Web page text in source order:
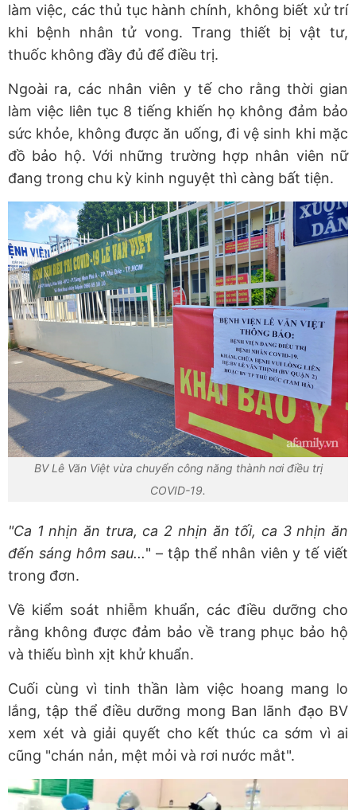
làm việc, các thủ tục hành chính, không biết xử trí
khi bệnh nhân tử vong. Trang thiết bị vật tư,
thuốc không đầy đủ để điều trị.
Ngoài ra, các nhân viên y tế cho rằng thời gian
làm việc liên tục 8 tiếng khiến họ không đảm bảo
sức khỏe, không được ăn uống, đi vệ sinh khi mặc
đồ bảo hộ. Với những trường hợp nhân viên nữ
đang trong chu kỳ kinh nguyệt thì càng bất tiện.
BV Lê Văn Việt vừa chuyển công năng thành nơi điều trị
COVID-19.
"Ca 1 nhịn ăn trưa, ca 2 nhịn ăn tối, ca 3 nhịn ăn
đến sáng hôm sau..." – tập thể nhân viên y tế viết
trong đơn.
Về kiểm soát nhiễm khuẩn, các điều dưỡng cho
rằng không được đảm bảo về trang phục bảo hộ
và thiếu bình xịt khử khuẩn.
Cuối cùng vì tinh thần làm việc hoang mang lo
lắng, tập thể điều dưỡng mong Ban lãnh đạo BV
xem xét và giải quyết cho kết thúc ca sớm vì ai
cũng "chán nản, mệt mỏi và rơi nước mắt".